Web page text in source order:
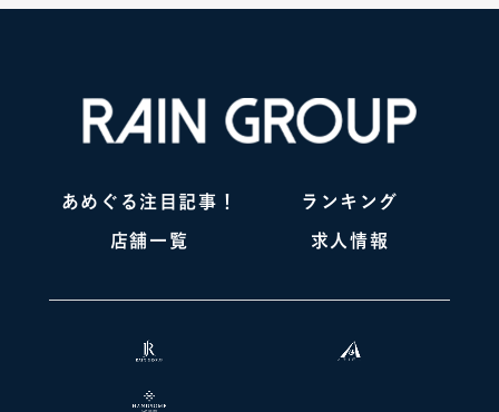
あめぐる注目記事！ ランキング
店舗一覧 求人情報